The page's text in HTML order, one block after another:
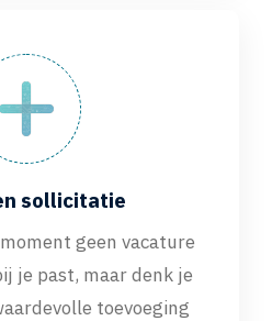
sollicitatie
geen vacature
je past, maar denk je
toevoeging